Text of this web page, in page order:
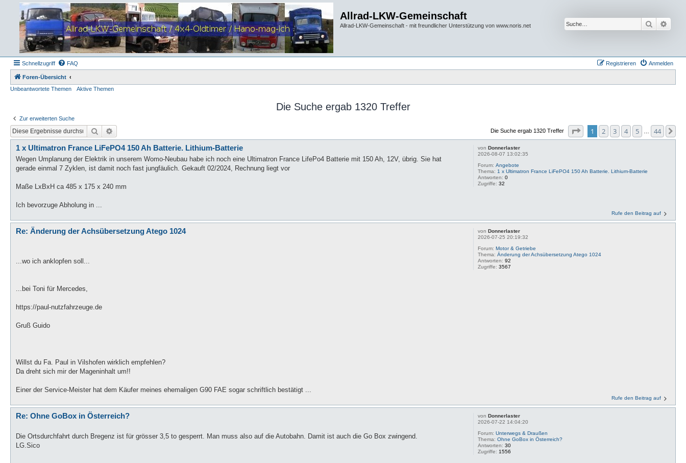
Allrad-LKW-Gemeinschaft
Allrad-LKW-Gemeinschaft - mit freundlicher Unterstützung von www.noris.net Suche
Schnellzugriff FAQ Anmelden
Registrieren
Foren-Übersicht
Unbeantwortete Themen
Aktive Themen
Die Suche ergab 1320 Treffer
Zur erweiterten Suche
Suche Die Suche ergab 1320 Treffer Seite von44
1 2 3 4 5 44
vonDonnerlaster
2026-08-07 13:02:35
Forum:Angebote
Thema: 1 x Ultimatron France LiFePO4 150 Ah Batterie. Lithium-Batterie
Antworten:0
Zugriffe:32
1 x Ultimatron France LiFePO4 150 Ah Batterie. Lithium-Batterie
Wegen Umplanung der Elektrik in unserem Womo-Neubau habe ich noch eine Ultimatron France LifePo4 Batterie mit 150 Ah, 12V, übrig. Sie hat
gerade einmal 7 Zyklen, ist damit noch fast jungfäulich. Gekauft 02/2024, Rechnung liegt vor
Maße LxBxH ca 485 x 175 x 240 mm
Ich bevorzuge Abholung in ...
Rufe den Beitrag auf
vonDonnerlaster
2026-07-25 20:19:32
Forum:Motor & Getriebe
Thema:Änderung der Achsübersetzung Atego 1024
Antworten:92
Zugriffe:3567
Re: Änderung der Achsübersetzung Atego 1024
...wo ich anklopfen soll...
...bei Toni für Mercedes,
https://paul-nutzfahrzeuge.de
Gruß Guido
Willst du Fa. Paul in Vilshofen wirklich empfehlen?
Da dreht sich mir der Mageninhalt um!!
Einer der Service-Meister hat dem Käufer meines ehemaligen G90 FAE sogar schriftlich bestätigt ...
Rufe den Beitrag auf
vonDonnerlaster
2026-07-22 14:04:20
Forum:Unterwegs & Draußen
Thema:Ohne GoBox in Österreich?
Antworten:30
Zugriffe: 1556
Re: Ohne GoBox in Österreich?
Die Ortsdurchfahrt durch Bregenz ist für grösser 3,5 to gesperrt. Man muss also auf die Autobahn. Damit ist auch die Go Box zwingend.
LG.Sico